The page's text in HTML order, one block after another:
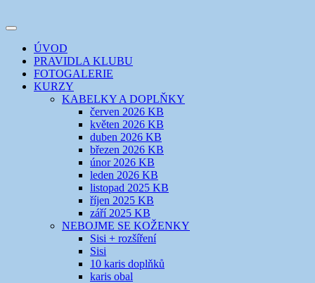
k
webuEVIKLUB
šicí klub
Toggle
navigation
ÚVOD
PRAVIDLA KLUBU
FOTOGALERIE
KURZY
KABELKY A DOPLŇKY
červen 2026 KB
květen 2026 KB
duben 2026 KB
březen 2026 KB
únor 2026 KB
leden 2026 KB
listopad 2025 KB
říjen 2025 KB
září 2025 KB
NEBOJME SE KOŽENKY
Sisi + rozšíření
Sisi
10 karis doplňků
karis obal